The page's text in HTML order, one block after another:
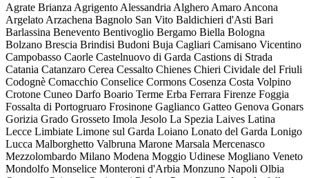
Agrate Brianza Agrigento Alessandria Alghero Amaro Ancona
Argelato Arzachena Bagnolo San Vito Baldichieri d'Asti Bari
Barlassina Benevento Bentivoglio Bergamo Biella Bologna
Bolzano Brescia Brindisi Budoni Buja Cagliari Camisano Vicentino
Campobasso Caorle Castelnuovo di Garda Castions di Strada
Catania Catanzaro Cerea Cessalto Chienes Chieri Cividale del Friuli
Codognè Comacchio Conselice Cormons Cosenza Costa Volpino
Crotone Cuneo Darfo Boario Terme Erba Ferrara Firenze Foggia
Fossalta di Portogruaro Frosinone Gaglianco Gatteo Genova Gonars
Gorizia Grado Grosseto Imola Jesolo La Spezia Laives Latina
Lecce Limbiate Limone sul Garda Loiano Lonato del Garda Lonigo
Lucca Malborghetto Valbruna Marone Marsala Mercenasco
Mezzolombardo Milano Modena Moggio Udinese Mogliano Veneto
Mondolfo Monselice Monteroni d'Arbia Monzuno Napoli Olbia